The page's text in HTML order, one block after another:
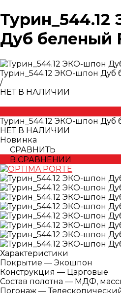
Дуб беленый
Турин_544.12 ЭКО-шпон Дуб
/
НЕТ В НАЛИЧИИ
Турин_544.12 ЭКО-шпон Дуб
НЕТ В НАЛИЧИИ
Новинка
СРАВНИТЬ
В СРАВНЕНИИ
Характеристики
Покрытие — Экошпон
Конструкция — Царговые
Состав полотна — МДФ,
Погонаж —